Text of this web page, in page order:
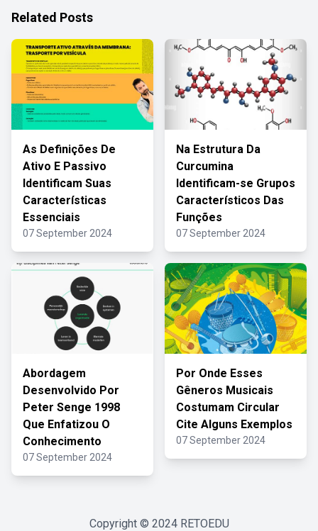
Related Posts
As Definições De
Ativo E Passivo
Identificam Suas
Características
Essenciais
07 September 2024
Na Estrutura Da
Curcumina
Identificam-se Grupos
Característicos Das
Funções
07 September 2024
Abordagem
Desenvolvido Por
Peter Senge 1998
Que Enfatizou O
Conhecimento
07 September 2024
Por Onde Esses
Gêneros Musicais
Costumam Circular
Cite Alguns Exemplos
07 September 2024
Copyright © 2024 RETOEDU